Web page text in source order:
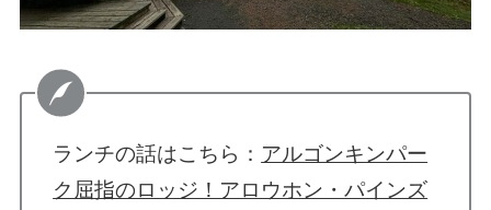
ランチの話はこちら： アルゴンキンパー
ク屈指のロッジ！アロウホン・パインズ